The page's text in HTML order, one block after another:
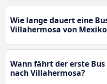
Wie lange dauert eine
Villahermosa von
Wann fährt der erste
nach Villahermosa?